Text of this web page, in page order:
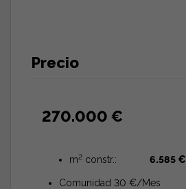
Precio
270.000 €
m2 constr.: 6.585 €
Comunidad 30 €/Mes